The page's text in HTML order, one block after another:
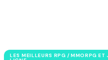
LES MEILLEURS RPG / MMORPG ET